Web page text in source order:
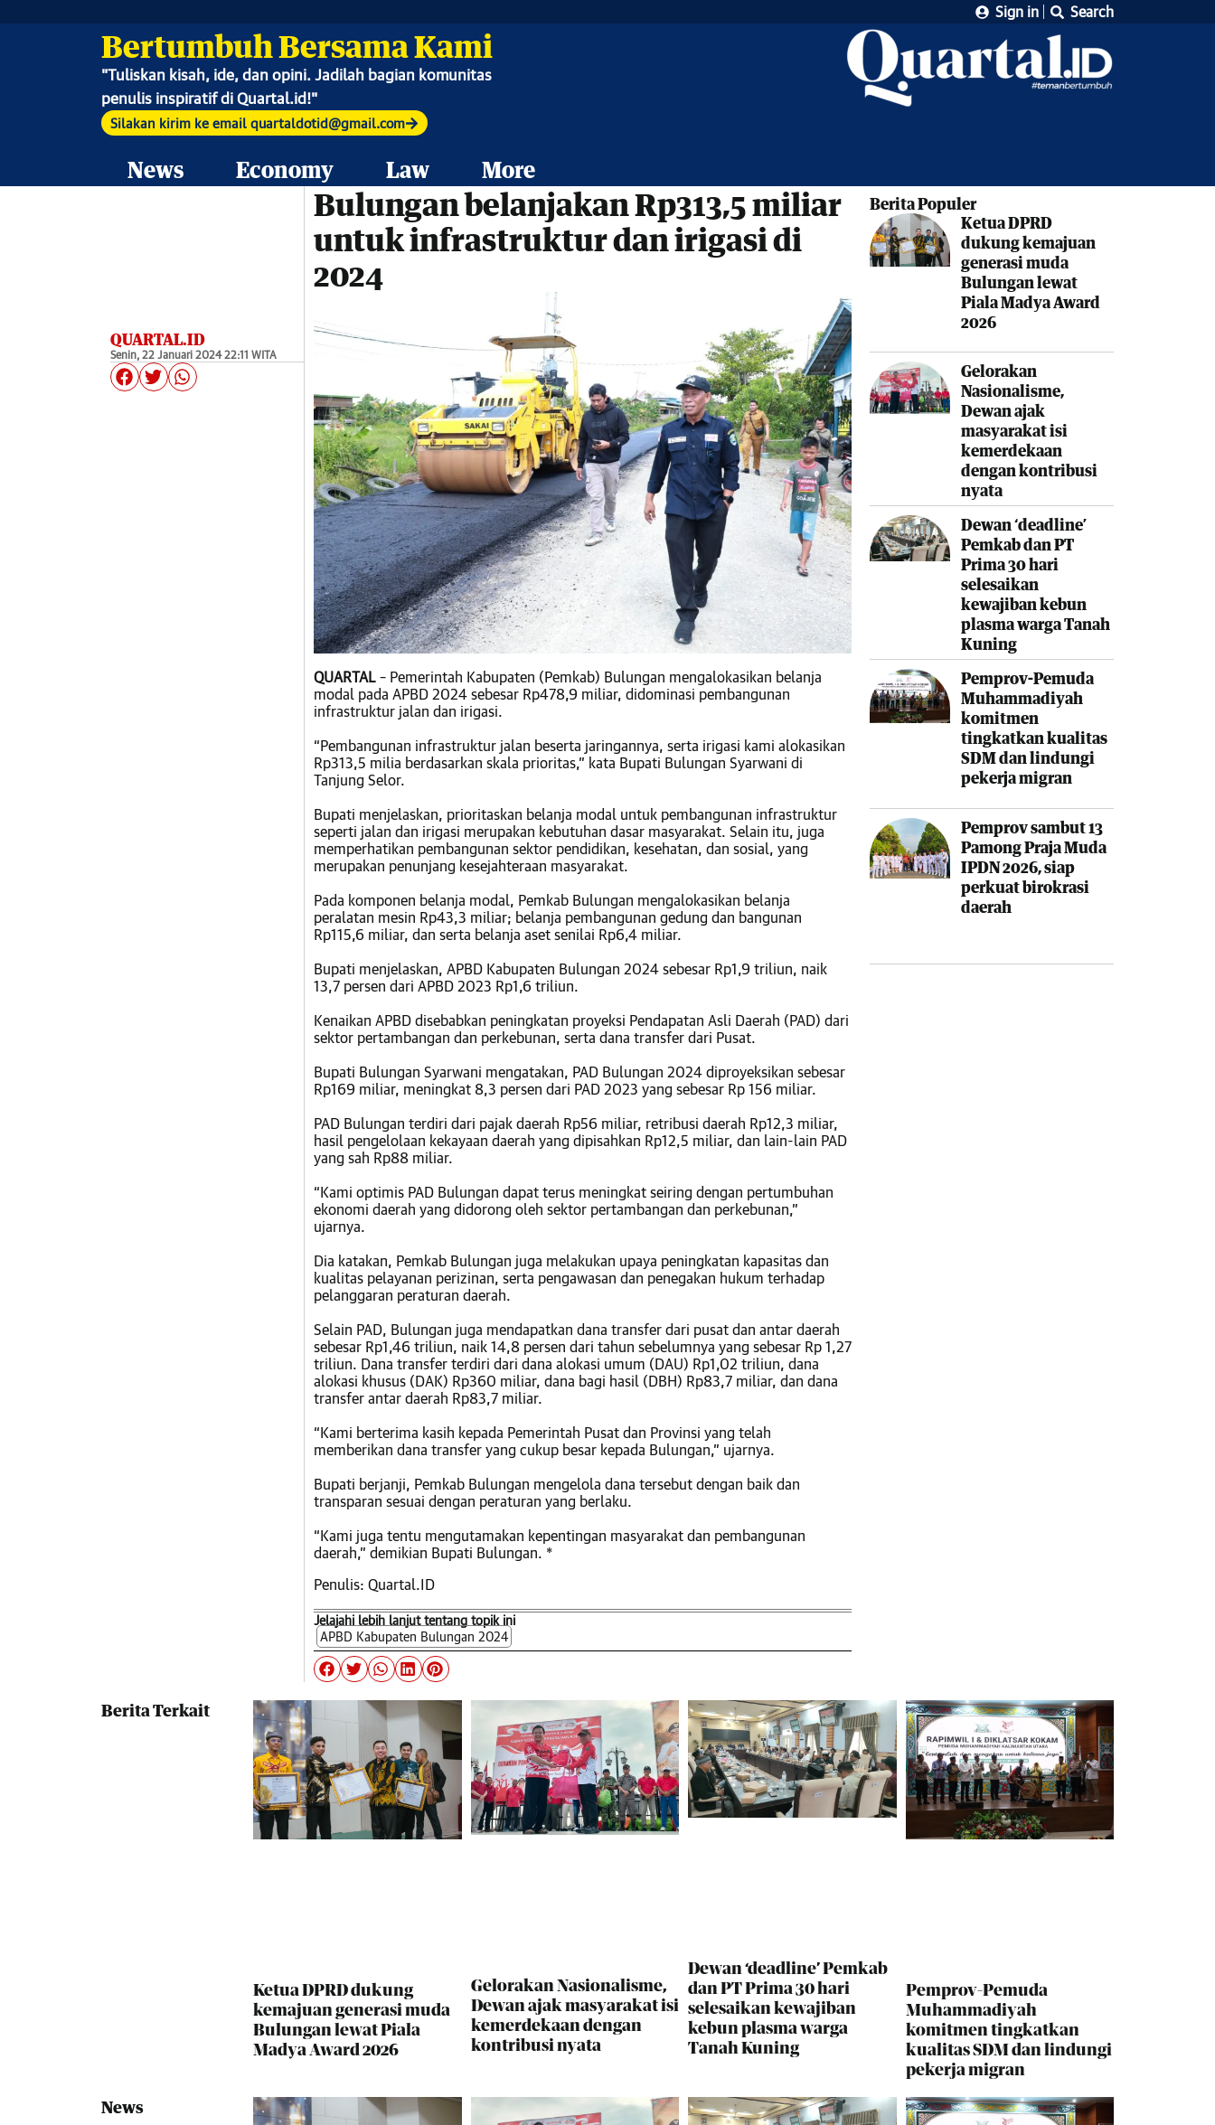
Sign in Search
Bertumbuh Bersama Kami
"Tuliskan kisah, ide, dan opini. Jadilah bagian komunitas
penulis inspiratif di Quartal.id!"
Silakan kirim ke email quartaldotid@gmail.com
News Economy Law More
QUARTAL.ID
Senin, 22 Januari 2024 22:11 WITA
Bulungan belanjakan Rp313,5 miliar
untuk infrastruktur dan irigasi di
2024
QUARTAL – Pemerintah Kabupaten (Pemkab) Bulungan mengalokasikan belanja
modal pada APBD 2024 sebesar Rp478,9 miliar, didominasi pembangunan
infrastruktur jalan dan irigasi.
“Pembangunan infrastruktur jalan beserta jaringannya, serta irigasi kami alokasikan
Rp313,5 milia berdasarkan skala prioritas,” kata Bupati Bulungan Syarwani di
Tanjung Selor.
Bupati menjelaskan, prioritaskan belanja modal untuk pembangunan infrastruktur
seperti jalan dan irigasi merupakan kebutuhan dasar masyarakat. Selain itu, juga
memperhatikan pembangunan sektor pendidikan, kesehatan, dan sosial, yang
merupakan penunjang kesejahteraan masyarakat.
Pada komponen belanja modal, Pemkab Bulungan mengalokasikan belanja
peralatan mesin Rp43,3 miliar; belanja pembangunan gedung dan bangunan
Rp115,6 miliar, dan serta belanja aset senilai Rp6,4 miliar.
Bupati menjelaskan, APBD Kabupaten Bulungan 2024 sebesar Rp1,9 triliun, naik
13,7 persen dari APBD 2023 Rp1,6 triliun.
Kenaikan APBD disebabkan peningkatan proyeksi Pendapatan Asli Daerah (PAD) dari
sektor pertambangan dan perkebunan, serta dana transfer dari Pusat.
Bupati Bulungan Syarwani mengatakan, PAD Bulungan 2024 diproyeksikan sebesar
Rp169 miliar, meningkat 8,3 persen dari PAD 2023 yang sebesar Rp 156 miliar.
PAD Bulungan terdiri dari pajak daerah Rp56 miliar, retribusi daerah Rp12,3 miliar,
hasil pengelolaan kekayaan daerah yang dipisahkan Rp12,5 miliar, dan lain-lain PAD
yang sah Rp88 miliar.
“Kami optimis PAD Bulungan dapat terus meningkat seiring dengan pertumbuhan
ekonomi daerah yang didorong oleh sektor pertambangan dan perkebunan,”
ujarnya.
Dia katakan, Pemkab Bulungan juga melakukan upaya peningkatan kapasitas dan
kualitas pelayanan perizinan, serta pengawasan dan penegakan hukum terhadap
pelanggaran peraturan daerah.
Selain PAD, Bulungan juga mendapatkan dana transfer dari pusat dan antar daerah
sebesar Rp1,46 triliun, naik 14,8 persen dari tahun sebelumnya yang sebesar Rp 1,27
triliun. Dana transfer terdiri dari dana alokasi umum (DAU) Rp1,02 triliun, dana
alokasi khusus (DAK) Rp360 miliar, dana bagi hasil (DBH) Rp83,7 miliar, dan dana
transfer antar daerah Rp83,7 miliar.
“Kami berterima kasih kepada Pemerintah Pusat dan Provinsi yang telah
memberikan dana transfer yang cukup besar kepada Bulungan,” ujarnya.
Bupati berjanji, Pemkab Bulungan mengelola dana tersebut dengan baik dan
transparan sesuai dengan peraturan yang berlaku.
“Kami juga tentu mengutamakan kepentingan masyarakat dan pembangunan
daerah,” demikian Bupati Bulungan. *
Penulis: Quartal.ID
Jelajahi lebih lanjut tentang topik ini
APBD Kabupaten Bulungan 2024
Berita Populer
Ketua DPRD
dukung kemajuan
generasi muda
Bulungan lewat
Piala Madya Award
2026
Gelorakan
Nasionalisme,
Dewan ajak
masyarakat isi
kemerdekaan
dengan kontribusi
nyata
Dewan ‘deadline’
Pemkab dan PT
Prima 30 hari
selesaikan
kewajiban kebun
plasma warga Tanah
Kuning
Pemprov-Pemuda
Muhammadiyah
komitmen
tingkatkan kualitas
SDM dan lindungi
pekerja migran
Pemprov sambut 13
Pamong Praja Muda
IPDN 2026, siap
perkuat birokrasi
daerah
Berita Terkait
Ketua DPRD dukung
kemajuan generasi muda
Bulungan lewat Piala
Madya Award 2026
Gelorakan Nasionalisme,
Dewan ajak masyarakat isi
kemerdekaan dengan
kontribusi nyata
Dewan ‘deadline’ Pemkab
dan PT Prima 30 hari
selesaikan kewajiban
kebun plasma warga
Tanah Kuning
Pemprov-Pemuda
Muhammadiyah
komitmen tingkatkan
kualitas SDM dan lindungi
pekerja migran
News